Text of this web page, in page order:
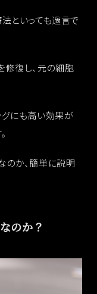
といっても過言で
修復し、元の細胞
にも高い効果が
のか、簡単に説明
のか？